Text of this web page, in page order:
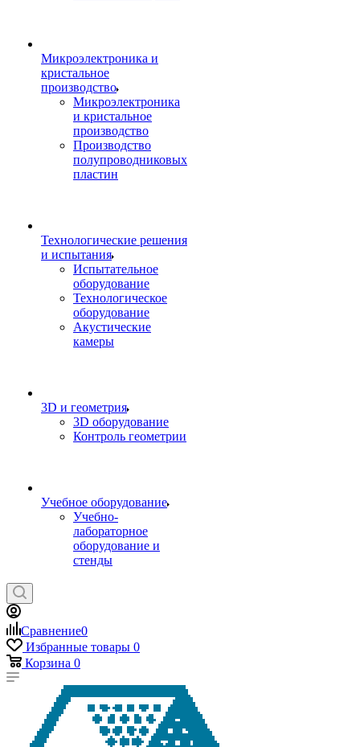
Микроэлектроника и
кристальное
производство
Микроэлектроника
и кристальное
производство
Производство
полупроводниковых
пластин
Технологические решения
и испытания
Испытательное
оборудование
Технологическое
оборудование
Акустические
камеры
3D и геометрия
3D оборудование
Контроль геометрии
Учебное оборудование
Учебно-
лабораторное
оборудование и
стенды
Сравнение0
Избранные товары 0
Корзина 0